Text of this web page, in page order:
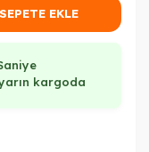
SEPETE EKLE
kargoda